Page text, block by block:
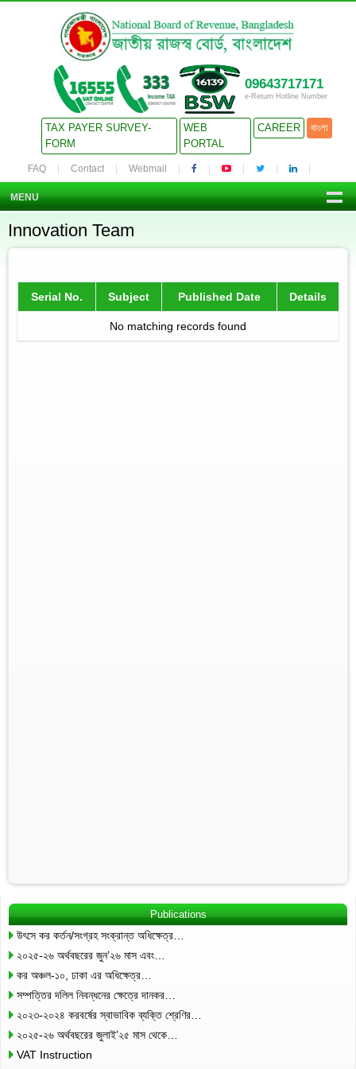
09643717171
e-Return Hotline Number
TAX PAYER SURVEY-
FORM
WEB
PORTAL
CAREER বাংলা
FAQ Contact Webmail
MENU
Innovation Team
Serial No. Subject Published Date Details
No matching records found
Publications
উৎসে কর কর্তন/সংগ্রহ সংক্রান্ত অধিক্ষেত্র…
২০২৫-২৬ অর্থবছরের জুন’২৬ মাস এবং…
কর অঞ্চল-১০, ঢাকা এর অধিক্ষেত্র…
সম্পত্তির দলিল নিবন্ধনের ক্ষেত্রে দানকর…
২০২৩-২০২৪ করবর্ষের স্বাভাবিক ব্যক্তি শ্রেণির…
২০২৫-২৬ অর্থবছরের জুলাই’২৫ মাস থেকে…
VAT Instruction